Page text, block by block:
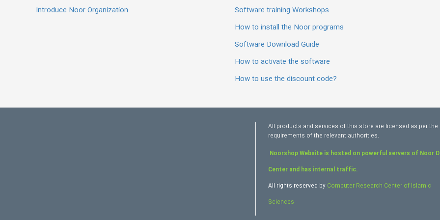
Introduce Noor Organization
Software training Workshops
How to install the Noor programs
Software Download Guide
How to activate the software
How to use the discount code?
All products and services of this store are licensed as per the
requirements of the relevant authorities.
Noorshop Website is hosted on powerful servers of Noor
Center and has internal traffic.
All rights reserved by Computer Research Center of Islamic
Sciences